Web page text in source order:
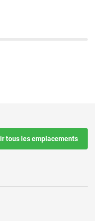
la mer.
tous les emplacements